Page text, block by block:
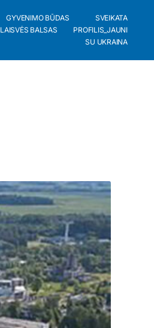
GYVENIMO BŪDAS
SVEIKATA
LAISVĖS BALSAS
PROFILIS_JAUNI
SU UKRAINA